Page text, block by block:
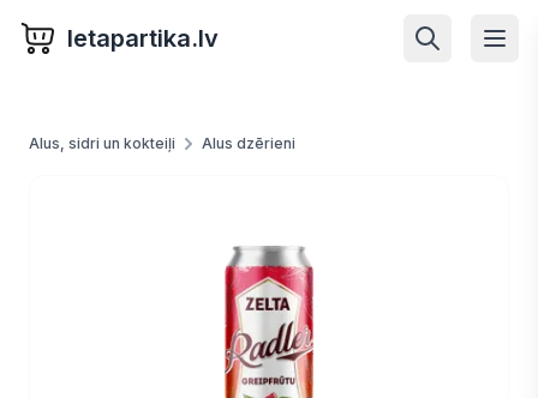
letapartika.lv
Alus, sidri un kokteiļi Alus dzērieni